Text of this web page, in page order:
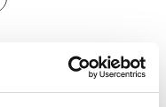
Sydänliiton jäsenille